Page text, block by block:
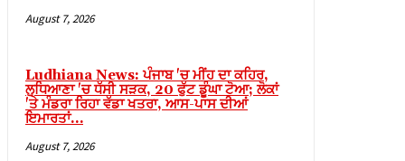
August 7, 2026
Ludhiana News: ਪੰਜਾਬ 'ਚ ਮੀਂਹ ਦਾ ਕਹਿਰ,
ਲੁਧਿਆਣਾ 'ਚ ਧੱਸੀ ਸੜਕ, 20 ਫੁੱਟ ਡੂੰਘਾ ਟੋਆ; ਲੋਕਾਂ
'ਤੇ ਮੰਡਰਾ ਰਿਹਾ ਵੱਡਾ ਖਤਰਾ, ਆਸ-ਪਾਸ ਦੀਆਂ
ਇਮਾਰਤਾਂ…
August 7, 2026